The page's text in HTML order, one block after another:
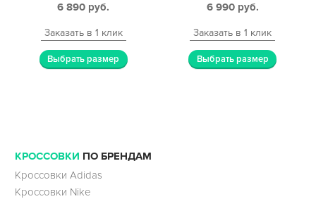
6 890 руб.
Заказать в 1 клик
Выбрать размер
6 990 руб.
Заказать в 1 клик
Выбрать размер
КРОССОВКИ ПО БРЕНДАМ
Кроссовки Adidas
Кроссовки Nike